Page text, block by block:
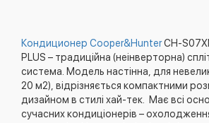
Кондиционер Cooper&HunterCH-
PLUS – традиційна (неінверторна)
система. Модель настінна, для
20 м2), відрізняється компактними
дизайном в стилі хай-тек. Має всі
сучасних кондиціонерів –